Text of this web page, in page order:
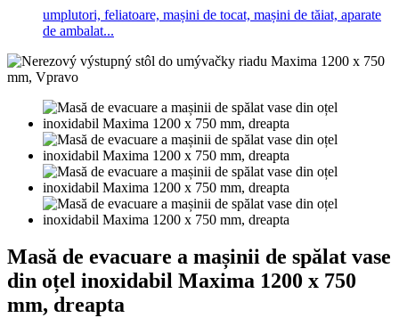
umplutori, feliatoare, mașini de tocat, mașini de tăiat, aparate
de ambalat...
Masă de evacuare a mașinii de spălat vase
din oțel inoxidabil Maxima 1200 x 750
mm, dreapta